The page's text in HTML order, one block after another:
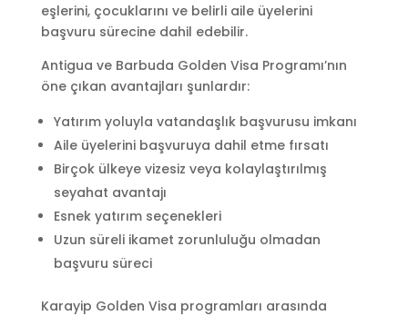
eşlerini, çocuklarını ve belirli aile üyelerini
başvuru sürecine dahil edebilir.
Antigua ve Barbuda Golden Visa Programı’nın
öne çıkan avantajları şunlardır:
Yatırım yoluyla vatandaşlık başvurusu imkanı
Aile üyelerini başvuruya dahil etme fırsatı
Birçok ülkeye vizesiz veya kolaylaştırılmış
seyahat avantajı
Esnek yatırım seçenekleri
Uzun süreli ikamet zorunluluğu olmadan
başvuru süreci
Karayip Golden Visa programları arasında